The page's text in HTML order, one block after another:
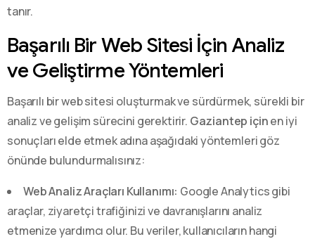
tanır.
Başarılı Bir Web Sitesi İçin Analiz
ve Geliştirme Yöntemleri
Başarılı bir web sitesi oluşturmak ve sürdürmek, sürekli bir
analiz ve gelişim sürecini gerektirir. Gaziantep içinen iyi
sonuçları elde etmek adına aşağıdaki yöntemleri göz
önünde bulundurmalısınız:
Web Analiz Araçları Kullanımı: Google Analytics gibi
araçlar, ziyaretçi trafiğinizi ve davranışlarını analiz
etmenize yardımcı olur. Bu veriler, kullanıcıların hangi